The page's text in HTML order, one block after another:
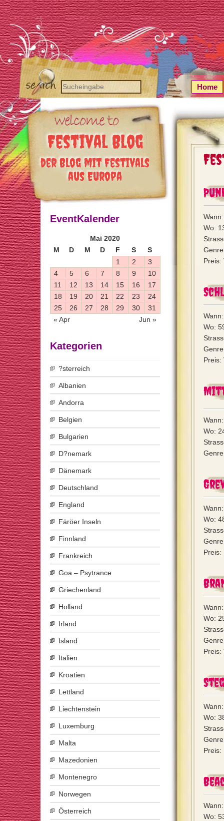
Festival Blog
der Blog mit Festivals
aus Europa
Home
Wo:
Preis:
Wo:
Preis:
Wo:
Wo:
Preis:
Wo:
Preis:
Wo:
Preis:
Wo:
EventKalender
Mai 2020
M
D M D F S S
« Apr Jun »
1 2
3
4
5 6 7 8 9
10
11
12 13 14 15 16
17
18
19 20 21 22 23
24
25
26 27 28 29 30 31
Kategorien
?sterreich
Albanien
Andorra
Belgien
Bulgarien
D?nemark
Dänemark
Deutschland
England
Färöer Inseln
Finnland
Frankreich
Goa – Psytrance
Griechenland
Holland
Irland
Island
Italien
Kroatien
Lettland
Liechtenstein
Luxemburg
Malta
Mazedonien
Montenegro
Norwegen
Österreich